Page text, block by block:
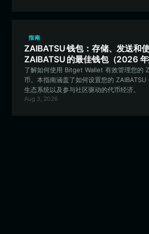
指南
ZAIBATSU 钱包：存储、发送和
ZAIBATSU 的最佳钱包（2026 年
了解如何使用 Bitget Wallet 有效管理您的
币。本指南涵盖了如何设置您的
生态系统以及参与社区驱动的代币经济。
Aug 3, 2026